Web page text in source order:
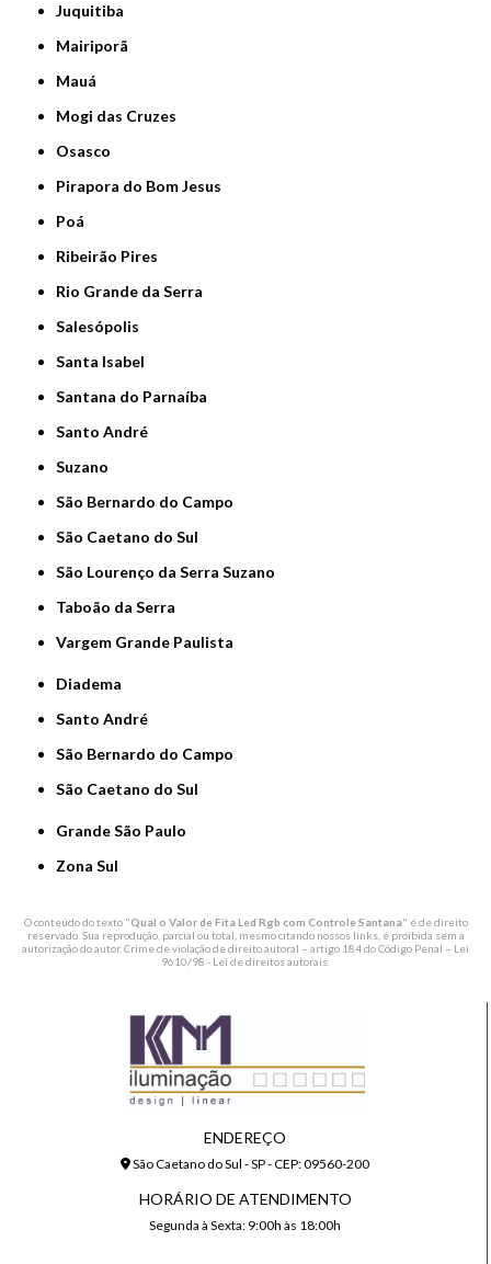
Juquitiba
Mairiporã
Mauá
Mogi das Cruzes
Osasco
Pirapora do Bom Jesus
Poá
Ribeirão Pires
Rio Grande da Serra
Salesópolis
Santa Isabel
Santana do Parnaíba
Santo André
Suzano
São Bernardo do Campo
São Caetano do Sul
São Lourenço da Serra Suzano
Taboão da Serra
Vargem Grande Paulista
Diadema
Santo André
São Bernardo do Campo
São Caetano do Sul
Grande São Paulo
Zona Sul
O conteúdo do texto "Qual o Valor de Fita Led Rgb com Controle Santana" é de direito
reservado. Sua reprodução, parcial ou total, mesmo citando nossos links, é proibida sem a
autorização do autor. Crime de violação de direito autoral – artigo 184 do Código Penal – Lei
9610/98 - Lei de direitos autorais.
ENDEREÇO
São Caetano do Sul - SP - CEP: 09560-200
HORÁRIO DE ATENDIMENTO
Segunda à Sexta: 9:00h às 18:00h